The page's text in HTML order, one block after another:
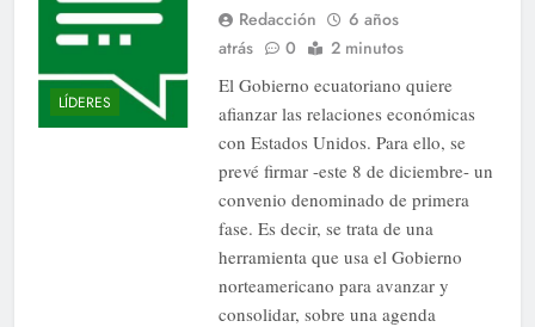
LÍDERES
Redacción
6 años
atrás
0
2 minutos
El Gobierno ecuatoriano quiere
afianzar las relaciones económicas
con Estados Unidos. Para ello, se
prevé firmar -este 8 de diciembre- un
convenio denominado de primera
fase. Es decir, se trata de una
herramienta que usa el Gobierno
norteamericano para avanzar y
consolidar, sobre una agenda